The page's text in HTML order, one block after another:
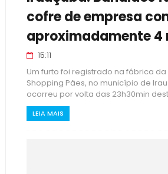
cofre de empresa
aproximadamente 4
15:11
Um furto foi registrado na fábrica
Shopping Pães, no município de
ocorreu por volta das 23h30min
LEIA MAIS